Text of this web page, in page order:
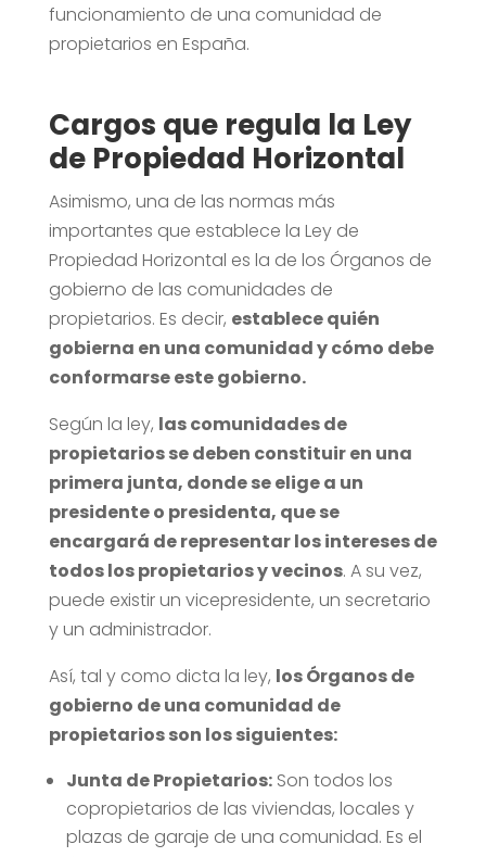
funcionamiento de una comunidad de
propietarios en España.
Cargos que regula la Ley
de Propiedad Horizontal
Asimismo, una de las normas más
importantes que establece la Ley de
Propiedad Horizontal es la de los Órganos de
gobierno de las comunidades de
propietarios. Es decir, establece quién
gobierna en una comunidad y cómo debe
conformarse este gobierno.
Según la ley, las comunidades de
propietarios se deben constituir en una
primera junta, donde se elige a un
presidente o presidenta, que se
encargará de representar los intereses de
todos los propietarios y vecinos. A su vez,
puede existir un vicepresidente, un secretario
y un administrador.
Así, tal y como dicta la ley, los Órganos de
gobierno de una comunidad de
propietarios son los siguientes:
Junta de Propietarios:Son todos los
copropietarios de las viviendas, locales y
plazas de garaje de una comunidad. Es el